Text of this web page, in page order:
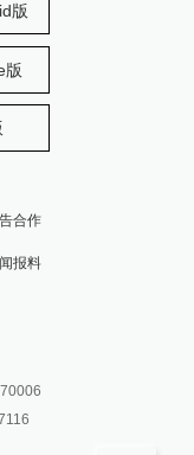
版
版
合作
报料